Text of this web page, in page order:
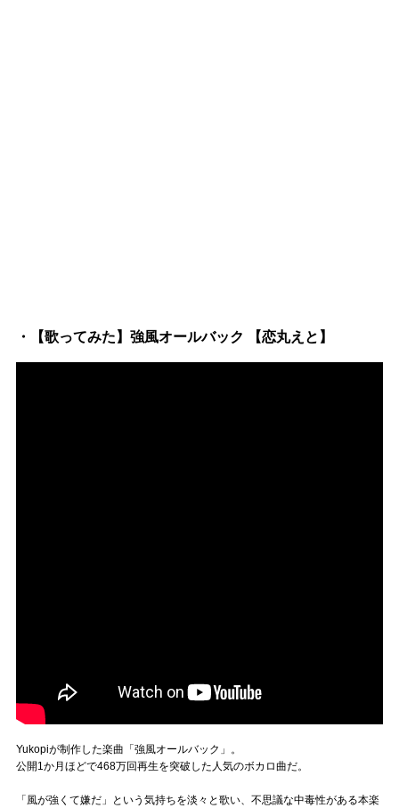
・【歌ってみた】強風オールバック 【恋丸えと】
Yukopiが制作した楽曲「強風オールバック」。
公開1か月ほどで468万回再生を突破した人気のボカロ曲だ。
「風が強くて嫌だ」という気持ちを淡々と歌い、不思議な中毒性がある本楽